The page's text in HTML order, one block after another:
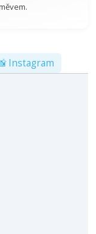
Instagram